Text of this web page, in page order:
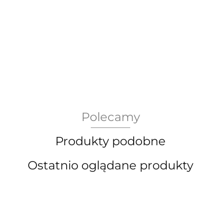
Bergdala Glasbruk
Polecamy
Produkty podobne
Ostatnio oglądane produkty